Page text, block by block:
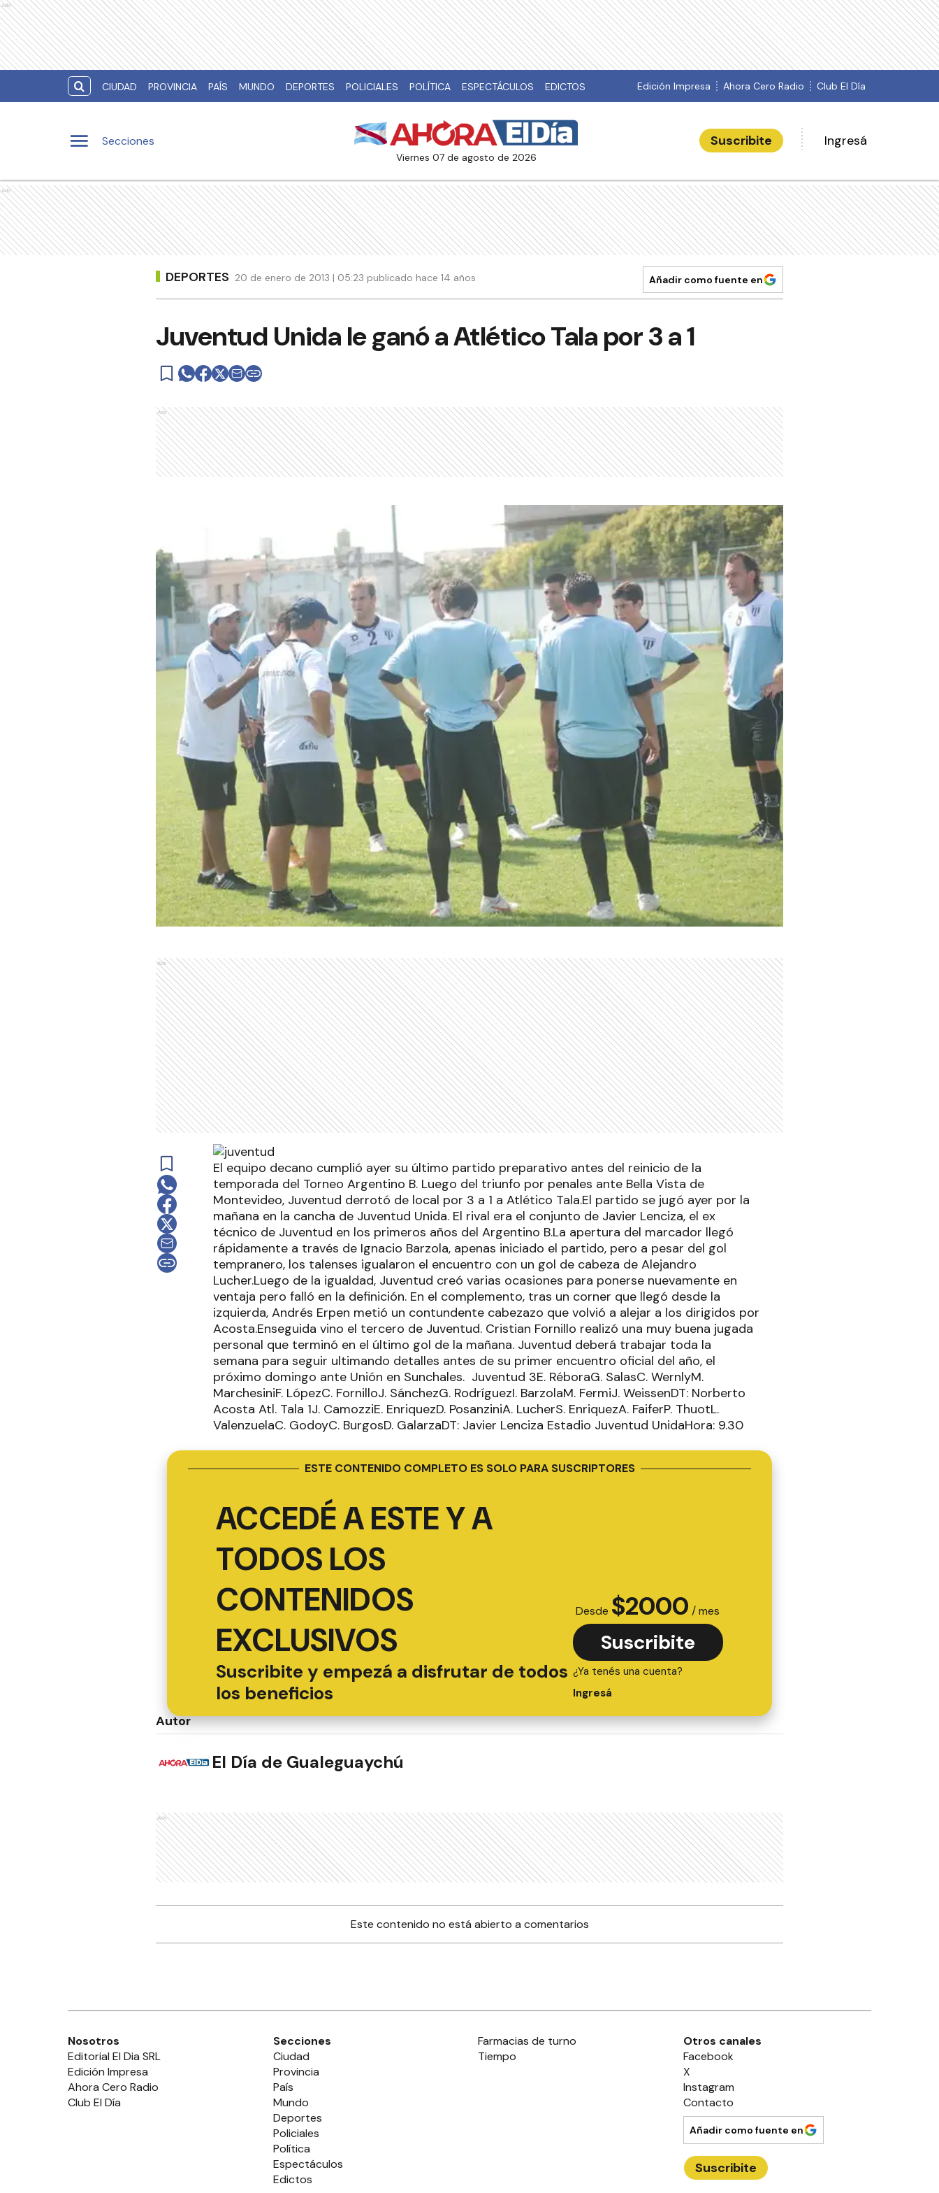
Ads
CIUDAD PROVINCIA PAÍS MUNDO DEPORTES POLICIALES POLÍTICA ESPECTÁCULOS EDICTOS Edición Impresa Ahora Cero Radio Club El Día
Secciones
viernes 07 de agosto de 2026
Suscribite Ingresá
Ads
DEPORTES 20 de enero de 2013 | 05:23 publicado hace 14 años Añadir como fuente en
Juventud Unida le ganó a Atlético Tala por 3 a 1
Ads
Ads
El equipo decano cumplió ayer su último partido preparativo antes del reinicio de la
temporada del Torneo Argentino B. Luego del triunfo por penales ante Bella Vista de
Montevideo, Juventud derrotó de local por 3 a 1 a Atlético Tala.El partido se jugó ayer por la
mañana en la cancha de Juventud Unida. El rival era el conjunto de Javier Lenciza, el ex
técnico de Juventud en los primeros años del Argentino B.La apertura del marcador llegó
rápidamente a través de Ignacio Barzola, apenas iniciado el partido, pero a pesar del gol
tempranero, los talenses igualaron el encuentro con un gol de cabeza de Alejandro
Lucher.Luego de la igualdad, Juventud creó varias ocasiones para ponerse nuevamente en
ventaja pero falló en la definición. En el complemento, tras un corner que llegó desde la
izquierda, Andrés Erpen metió un contundente cabezazo que volvió a alejar a los dirigidos por
Acosta.Enseguida vino el tercero de Juventud. Cristian Fornillo realizó una muy buena jugada
personal que terminó en el último gol de la mañana. Juventud deberá trabajar toda la
semana para seguir ultimando detalles antes de su primer encuentro oficial del año, el
próximo domingo ante Unión en Sunchales. Juventud 3E. RéboraG. SalasC. WernlyM.
MarchesiniF. LópezC. FornilloJ. SánchezG. RodríguezI. BarzolaM. FermiJ. WeissenDT: Norberto
Acosta Atl. Tala 1J. CamozziE. EnriquezD. PosanziniA. LucherS. EnriquezA. FaiferP. ThuotL.
ValenzuelaC. GodoyC. BurgosD. GalarzaDT: Javier Lenciza Estadio Juventud UnidaHora: 9.30
ESTE CONTENIDO COMPLETO ES SOLO PARA SUSCRIPTORES
ACCEDÉ A ESTE Y A
TODOS LOS
CONTENIDOS
EXCLUSIVOS
Suscribite y empezá a disfrutar de todos
los beneficios
Desde $2000 / mes
Suscribite
¿Ya tenés una cuenta?
Ingresá
Autor
El Día de Gualeguaychú
Ads
Este contenido no está abierto a comentarios
Nosotros
Editorial El Dia SRL
Edición Impresa
Ahora Cero Radio
Club El Día
Secciones
Ciudad
Provincia
País
Mundo
Deportes
Policiales
Política
Espectáculos
Edictos
Farmacias de turno
Tiempo
Otros canales
Facebook
X
Instagram
Contacto
Añadir como fuente en
Suscribite